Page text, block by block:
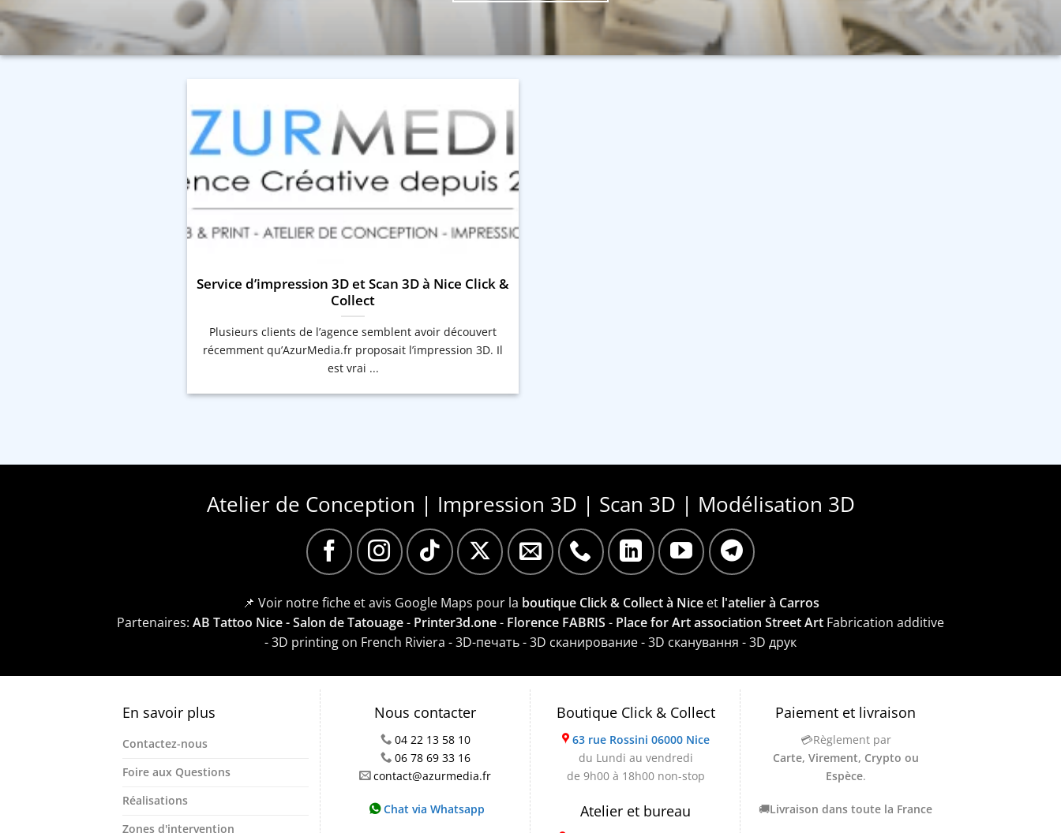
Service d’impression 3D et Scan 3D à Nice Click &
Collect
Plusieurs clients de l’agence semblent avoir découvert
récemment qu’AzurMedia.fr proposait l’impression 3D. Il
est vrai ...
Atelier de Conception | Impression 3D | Scan 3D | Modélisation 3D
📌 Voir notre fiche et avis Google Maps pour la boutique Click & Collect à Niceet l'atelier à Carros
Partenaires: AB Tattoo Nice - Salon de Tatouage- Printer3d.one- Florence FABRIS - Place for Art association Street Art Fabrication additive
- 3D printing on French Riviera - 3D-печать - 3D сканирование - 3D сканування - 3D друк
En savoir plus
Contactez-nous
Foire aux Questions
Réalisations
Zones d'intervention
Nous contacter
04 22 13 58 10
06 78 69 33 16
contact@azurmedia.fr
Chat via Whatsapp
Boutique Click & Collect
63 rue Rossini 06000 Nice
du Lundi au vendredi
de 9h00 à 18h00 non-stop
Atelier et bureau
Paiement et livraison
💳Règlement par
Carte, Virement, Crypto ou
Espèce.
🚚Livraison dans toute la France